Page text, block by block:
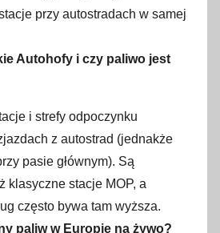
przy autostradach w samej
Autohofy i czy paliwo jest
i strefy odpoczynku
z autostrad (jednakże
pasie głównym). Są
klasyczne stacje MOP, a
często bywa tam wyższa.
paliw w Europie na żywo?